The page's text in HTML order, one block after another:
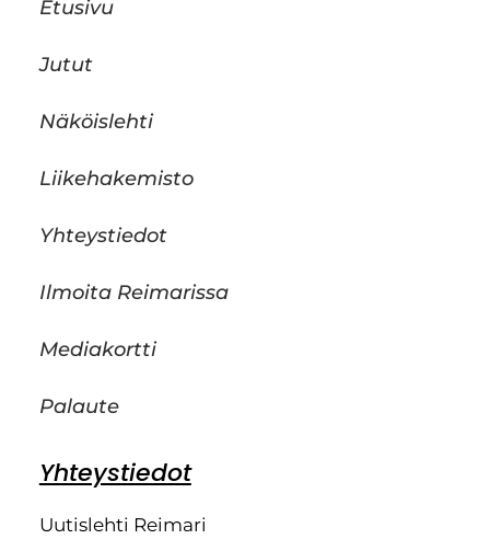
Etusivu
Jutut
Näköislehti
Liikehakemisto
Yhteystiedot
Ilmoita Reimarissa
Mediakortti
Palaute
Yhteystiedot
Uutislehti Reimari